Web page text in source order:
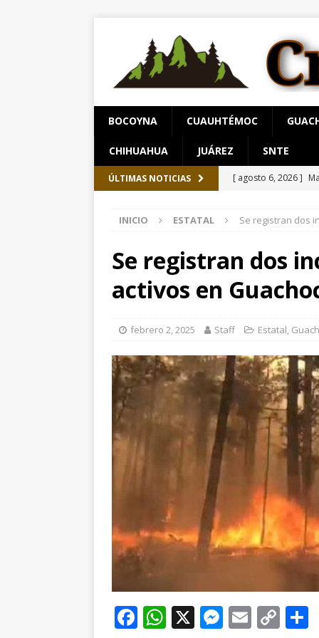
BOCOYNA CUAUHTÉMOC
CHIHUAHUA JUÁREZ SNTE
ÚLTIMAS NOTICIAS [ agosto 5, 2026 ]
[ agosto 5, 2026 ]
[ agosto 5, 2026 ]
carretera Aldama
INICIO ESTATAL Se registran dos
Se registran dos
activos en
febrero 2, 2025 Staff Estatal,
F W X M E C